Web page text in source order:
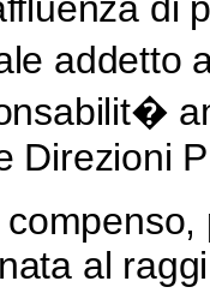
addetto
Direzioni
al